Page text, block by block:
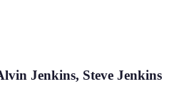
Jenkins, Steve Jenkins